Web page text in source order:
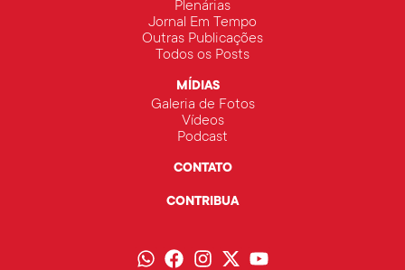
Plenárias
Jornal Em Tempo
Outras Publicações
Todos os Posts
MÍDIAS
Galeria de Fotos
Vídeos
Podcast
CONTATO
CONTRIBUA